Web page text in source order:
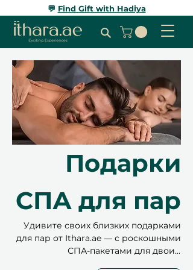
💬 Find Gift with Hadiya
Подарки
СПА для пар
Удивите своих близких подарками
для пар от Ithara.ae — с роскошными
СПА-пакетами для двоих,